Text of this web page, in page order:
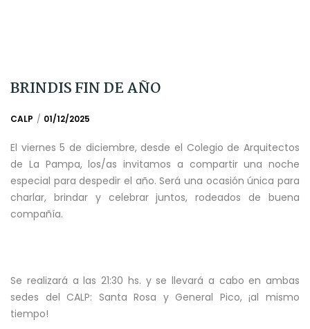
BRINDIS FIN DE AÑO
CALP 01/12/2025
El viernes 5 de diciembre, desde el Colegio de Arquitectos
de La Pampa, los/as invitamos a compartir una noche
especial para despedir el año. Será una ocasión única para
charlar, brindar y celebrar juntos, rodeados de buena
compañía.
Se realizará a las 21:30 hs. y se llevará a cabo en ambas
sedes del CALP: Santa Rosa y General Pico, ¡al mismo
tiempo!